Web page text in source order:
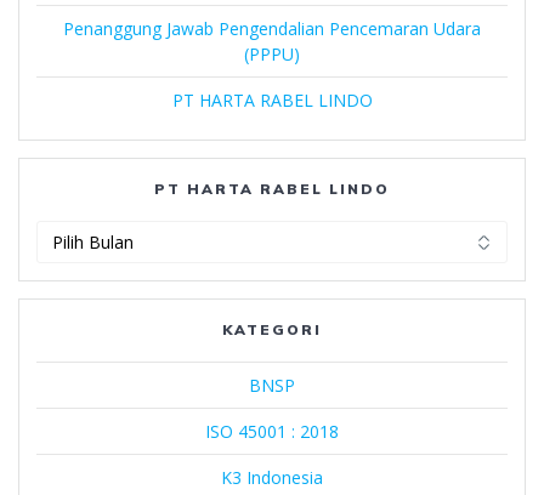
Penanggung Jawab Pengendalian Pencemaran Udara
(PPPU)
PT HARTA RABEL LINDO
PT HARTA RABEL LINDO
Rabel
KATEGORI
BNSP
ISO 45001 : 2018
K3 Indonesia